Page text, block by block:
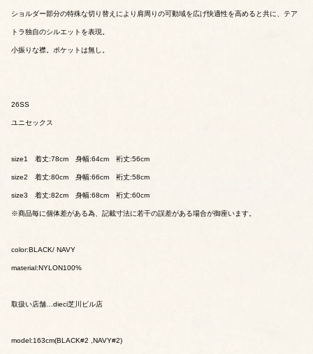
ショルダー部分の特殊な切り替えにより肩周りの可動域を広げ快適性を高めると共に、テア
トラ独自のシルエットを表現。
小振りな襟。ポケットは無し。
26SS
ユニセックス
size1 着丈:78cm 身幅:64cm 裄丈:56cm
size2 着丈:80cm 身幅:66cm 裄丈:58cm
size3 着丈:82cm 身幅:68cm 裄丈:60cm
※商品毎に個体差がある為、記載寸法に若干の誤差がある場合が御座います。
color:BLACK/ NAVY
material:NYLON100%
取扱い店舗…dieci芝川ビル店
model:163cm(BLACK#2 ,NAVY#2)